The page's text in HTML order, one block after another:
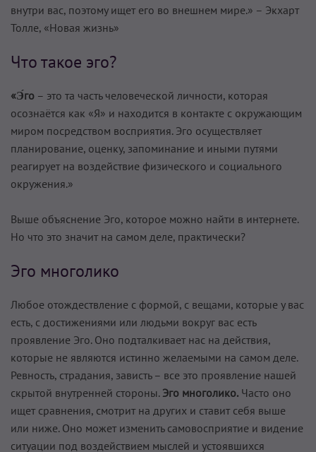
внутри вас, поэтому ищет его во внешнем мире.» – Экхарт
Толле, «Новая жизнь»
Что такое эго?
«Э́го – это та часть человеческой личности, которая
осознаётся как «Я» и находится в контакте с окружающим
миром посредством восприятия. Эго осуществляет
планирование, оценку, запоминание и иными путями
реагирует на воздействие физического и социального
окружения.»
Выше объяснение Эго, которое можно найти в интернете.
Но что это значит на самом деле, практически?
Эго многолико
Любое отождествление с формой, с вещами, которые у вас
есть, с достижениями или людьми вокруг вас есть
проявление Эго. Оно подталкивает нас на действия,
которые не являются истинно желаемыми на самом деле.
Ревность, страдания, зависть – все это проявление нашей
скрытой внутренней стороны. Эго многолико. Часто оно
ищет сравнения, смотрит на других и ставит себя выше
или ниже. Оно может изменить самовосприятие и видение
ситуации под воздействием мыслей и устоявшихся